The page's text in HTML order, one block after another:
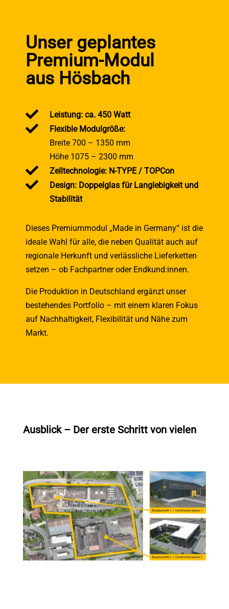
Unser geplantes
Premium-Modul
aus Hösbach
 Leistung: ca. 450 Watt
 Flexible Modulgröße:
Breite 700 – 1350 mm
Höhe 1075 – 2300 mm
 Zelltechnologie: N-TYPE / TOPCon

Design: Doppelglas für Langlebigkeit und
Stabilität
Dieses Premiummodul „Made in Germany“ ist die
ideale Wahl für alle, die neben Qualität auch auf
regionale Herkunft und verlässliche Lieferketten
setzen – ob Fachpartner oder Endkund:innen.
Die Produktion in Deutschland ergänzt unser
bestehendes Portfolio – mit einem klaren Fokus
auf Nachhaltigkeit, Flexibilität und Nähe zum
Markt.
Ausblick – Der erste Schritt von vielen